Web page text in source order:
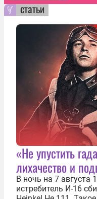
статьи
«Не упустить
лихачество и
В ночь на 7 августа
истребитель И-16